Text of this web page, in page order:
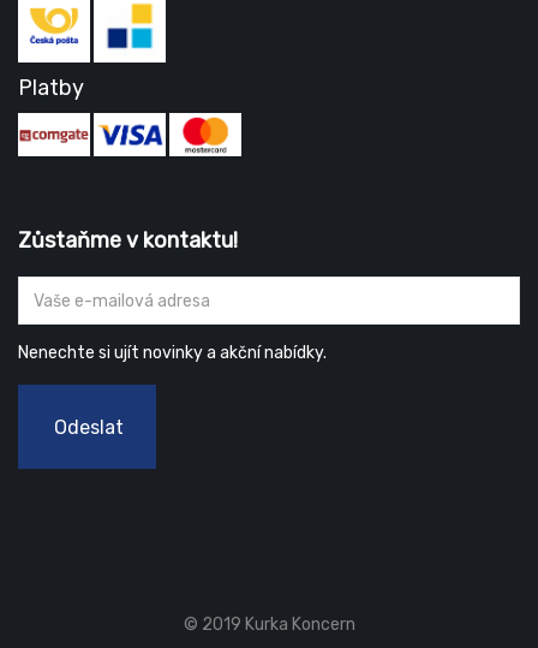
Platby
Zůstaňme v kontaktu!
Nenechte si ujít novinky a akční nabídky.
Odeslat
© 2019 Kurka Koncern